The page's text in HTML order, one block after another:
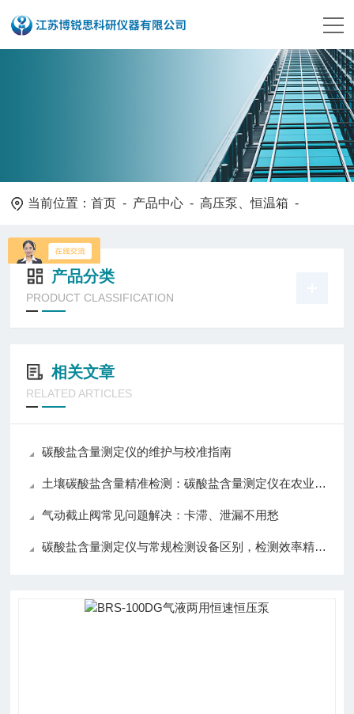
当前位置：首页 - 产品中心 -高压泵、恒温箱 -
产品分类
PRODUCT CLASSIFICATION
相关文章
RELATED ARTICLES
碳酸盐含量测定仪的维护与校准指南
土壤碳酸盐含量精准检测：碳酸盐含量测定仪在农业与环境监测中的应用
气动截止阀常见问题解决：卡滞、泄漏不用愁
碳酸盐含量测定仪与常规检测设备区别，检测效率精准度操作对比分析